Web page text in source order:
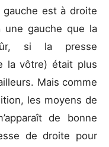
est à droite
gauche que la
si la presse
la vôtre) était plus
Mais comme
les moyens de
de bonne
de droite pour